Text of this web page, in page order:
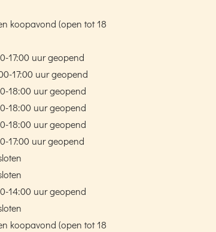
koopavond (open tot 18
17:00 uur geopend
17:00 uur geopend
18:00 uur geopend
18:00 uur geopend
18:00 uur geopend
17:00 uur geopend
14:00 uur geopend
koopavond (open tot 18